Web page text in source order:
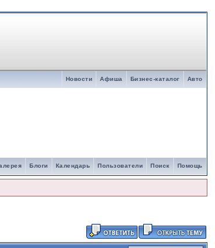
Авто
Бизнес-каталог
Афиша
Новости
Помощь
Поиск
Пользователи
Календарь
Блоги